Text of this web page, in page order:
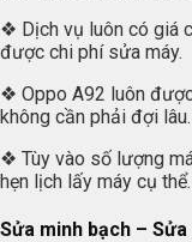
❖ Dịch vụ luôn có giá
được chi phí sửa máy.
❖ Oppo A92 luôn
không cần phải đợi lâu.
❖ Tùy vào số lượng
hẹn lịch lấy máy cụ thể.
Sửa minh bạch –